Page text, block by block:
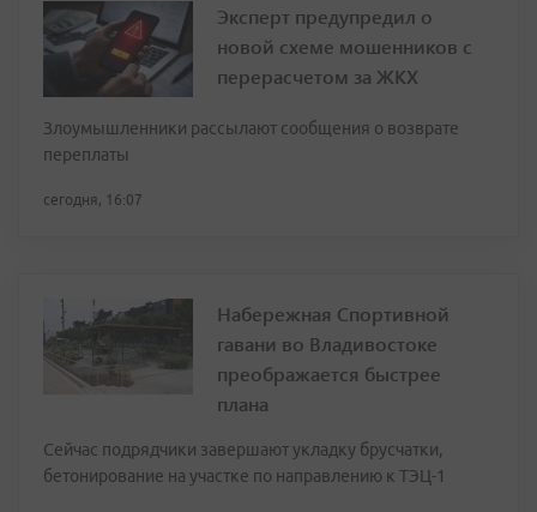
Эксперт предупредил о
новой схеме мошенников с
перерасчетом за ЖКХ
Злоумышленники рассылают сообщения о возврате
переплаты
сегодня, 16:07
Набережная Спортивной
гавани во Владивостоке
преображается быстрее
плана
Сейчас подрядчики завершают укладку брусчатки,
бетонирование на участке по направлению к ТЭЦ-1